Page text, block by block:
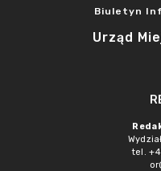
Biuletyn
Urząd
tel.